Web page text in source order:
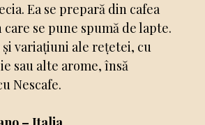
Ea se prepară din cafea
se pune spumă de lapte.
variațiuni ale rețetei, cu
sau alte arome, însă
Nescafe.